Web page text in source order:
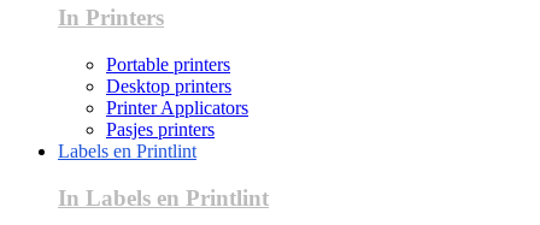
In Printers
Portable printers
Desktop printers
Printer Applicators
Pasjes printers
Labels en Printlint
In Labels en Printlint